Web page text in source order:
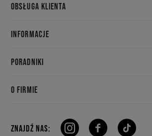
OBSŁUGA KLIENTA
INFORMACJE
PORADNIKI
O FIRMIE
ZNAJDŹ NAS: